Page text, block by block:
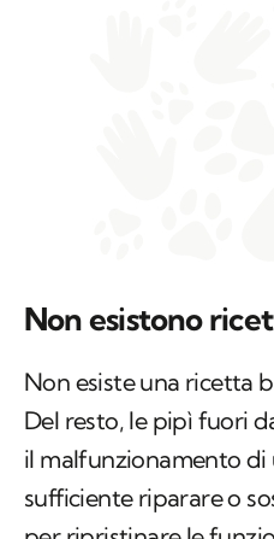
Non esistono
Non esiste una ricetta
Del resto, le pipì fuori
il malfunzionamento
sufficiente riparare o